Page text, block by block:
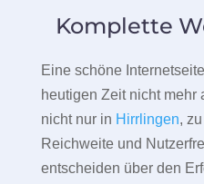
Komplette
Eine schöne
heutigen Zeit nicht mehr
nicht nur in Hirrlingen,
Reichweite und
entscheiden über den